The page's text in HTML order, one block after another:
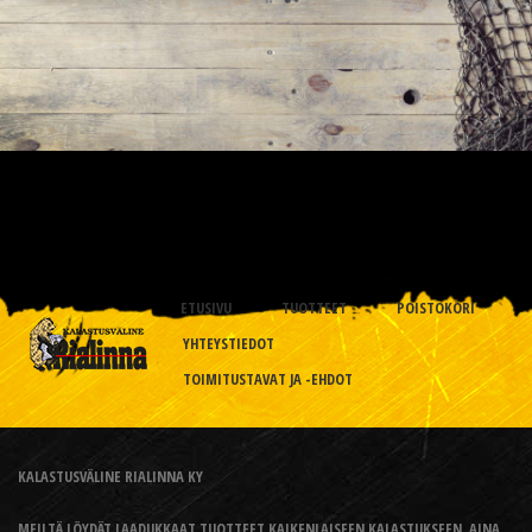
ETUSIVU TUOTTEET
POISTOKORI
YHTEYSTIEDOT
TOIMITUSTAVAT JA -EHDOT
KALASTUSVÄLINE RIALINNA KY